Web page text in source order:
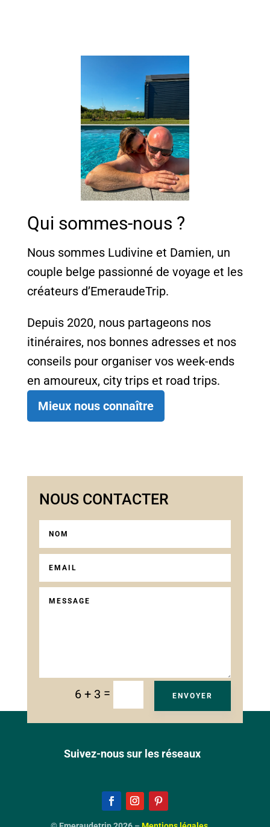
Qui sommes-nous ?
Nous sommes Ludivine et Damien, un
couple belge passionné de voyage et les
créateurs d’EmeraudeTrip.
Depuis 2020, nous partageons nos
itinéraires, nos bonnes adresses et nos
conseils pour organiser vos week-ends
en amoureux, city trips et road trips.
Mieux nous connaître
NOUS CONTACTER
6 + 3 = ENVOYER
Suivez-nous sur les réseaux